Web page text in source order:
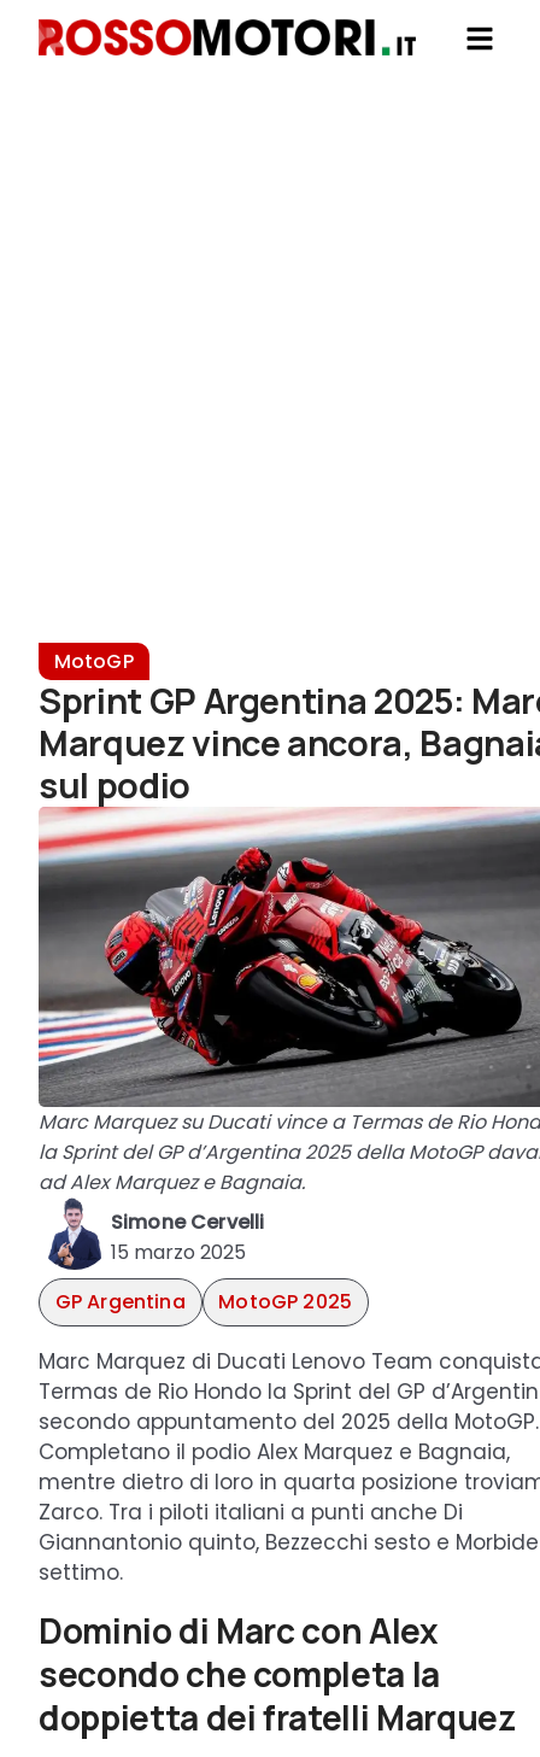
MotoGP
Sprint GP Argentina 2025:
Marquez vince ancora,
sul podio
Marc Marquez su Ducati vince a Termas de Rio
la Sprint del GP d’Argentina 2025 della MotoGP
ad Alex Marquez e Bagnaia.
Simone Cervelli
15 marzo 2025
GP Argentina
MotoGP 2025
Marc Marquez di Ducati Lenovo Team
Termas de Rio Hondo la Sprint del GP
secondo appuntamento del 2025 della MotoGP.
Completano il podio Alex Marquez e Bagnaia,
mentre dietro di loro in quarta posizione
Zarco. Tra i piloti italiani a punti anche Di
Giannantonio quinto, Bezzecchi sesto e
settimo.
Dominio di Marc con Alex
secondo che completa la
doppietta dei fratelli Marquez